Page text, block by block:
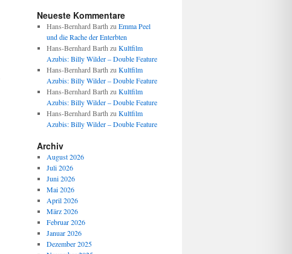
Neueste Kommentare
Hans-Bernhard Barth zu Emma Peel
und die Rache der Enterbten
Hans-Bernhard Barth zu Kultfilm
Azubis: Billy Wilder – Double Feature
Hans-Bernhard Barth zu Kultfilm
Azubis: Billy Wilder – Double Feature
Hans-Bernhard Barth zu Kultfilm
Azubis: Billy Wilder – Double Feature
Hans-Bernhard Barth zu Kultfilm
Azubis: Billy Wilder – Double Feature
Archiv
August 2026
Juli 2026
Juni 2026
Mai 2026
April 2026
März 2026
Februar 2026
Januar 2026
Dezember 2025